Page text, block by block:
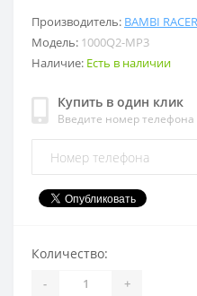
Производитель: BAMBI RACER
Модель: 1000Q2-MP3
Наличие: Есть в наличии
Купить в один клик
Введите номер
Количество:
- +